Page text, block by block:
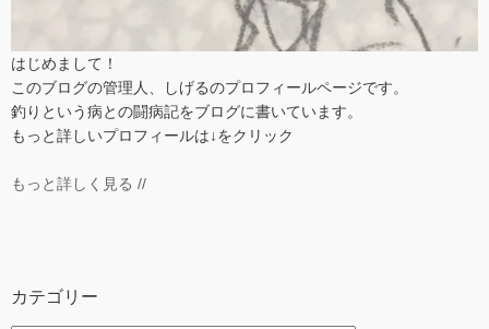
はじめまして！
このブログの管理人、しげるのプロフィールページです。
釣りという病との闘病記をブログに書いています。
もっと詳しいプロフィールは↓をクリック
もっと詳しく見る //
カテゴリー